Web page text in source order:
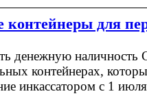
для
денежную наличность
контейнерах,
инкассатором с 1